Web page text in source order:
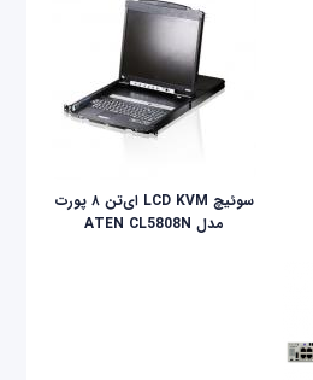
سوئيچ LCD KVM ای‌تن ۸ پورت
مدل ATEN CL5808N